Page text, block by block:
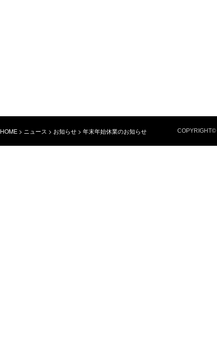
HOME > ニュース > お知らせ > 年末年始休業のお知らせ